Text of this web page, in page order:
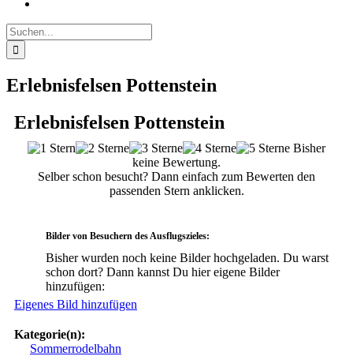
Suche
nach:
Erlebnisfelsen Pottenstein
Erlebnisfelsen Pottenstein
Bisher
keine Bewertung.
Selber schon besucht? Dann einfach zum Bewerten den
passenden Stern anklicken.
Bilder von Besuchern des Ausflugszieles:
Bisher wurden noch keine Bilder hochgeladen. Du warst
schon dort? Dann kannst Du hier eigene Bilder
hinzufügen:
Eigenes Bild hinzufügen
Kategorie(n):
Sommerrodelbahn